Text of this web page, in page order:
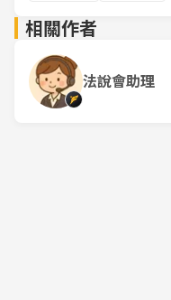
相關作者
法說會助理